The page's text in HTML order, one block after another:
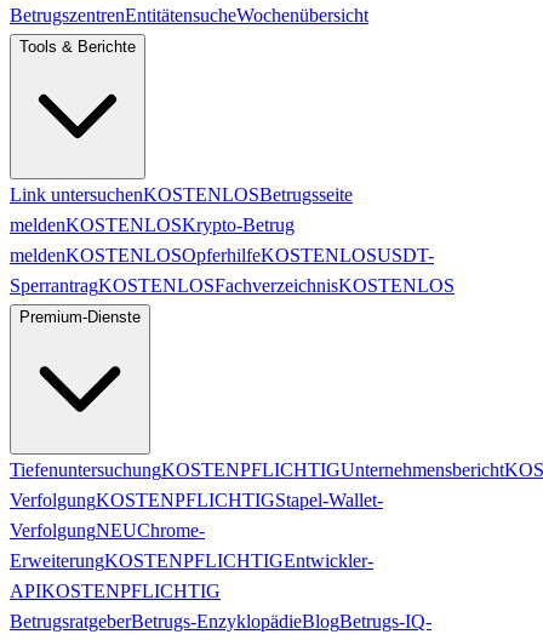
BetrugszentrenEntitätensucheWochenübersicht
Tools & Berichte
Link untersuchenKOSTENLOSBetrugsseite
meldenKOSTENLOSKrypto-Betrug
meldenKOSTENLOSOpferhilfeKOSTENLOSUSDT-
SperrantragKOSTENLOSFachverzeichnisKOSTENLOS
Premium-Dienste
TiefenuntersuchungKOSTENPFLICHTIGUnternehmensbericht
VerfolgungKOSTENPFLICHTIGStapel-Wallet-
VerfolgungNEUChrome-
ErweiterungKOSTENPFLICHTIGEntwickler-
APIKOSTENPFLICHTIG
BetrugsratgeberBetrugs-EnzyklopädieBlogBetrugs-IQ-